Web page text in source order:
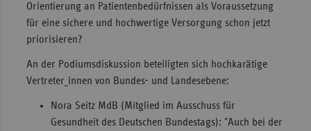
Orientierung an Patientenbedürfnissen als Voraussetzung
für eine sichere und hochwertige Versorgung schon jetzt
priorisieren?
An der Podiumsdiskussion beteiligten sich hochkarätige
Vertreter_innen von Bundes- und Landesebene:
Nora Seitz MdB (Mitglied im Ausschuss für
Gesundheit des Deutschen Bundestags): "Auch bei der